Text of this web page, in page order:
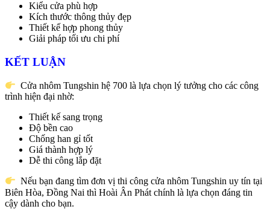
Kiểu cửa phù hợp
Kích thước thông thủy đẹp
Thiết kế hợp phong thủy
Giải pháp tối ưu chi phí
KẾT LUẬN
Cửa nhôm Tungshin hệ 700 là lựa chọn lý tưởng cho các công
trình hiện đại nhờ:
Thiết kế sang trọng
Độ bền cao
Chống han gỉ tốt
Giá thành hợp lý
Dễ thi công lắp đặt
Nếu bạn đang tìm đơn vị thi công cửa nhôm Tungshin uy tín tại
Biên Hòa, Đồng Nai thì Hoài Ân Phát chính là lựa chọn đáng tin
cậy dành cho bạn.